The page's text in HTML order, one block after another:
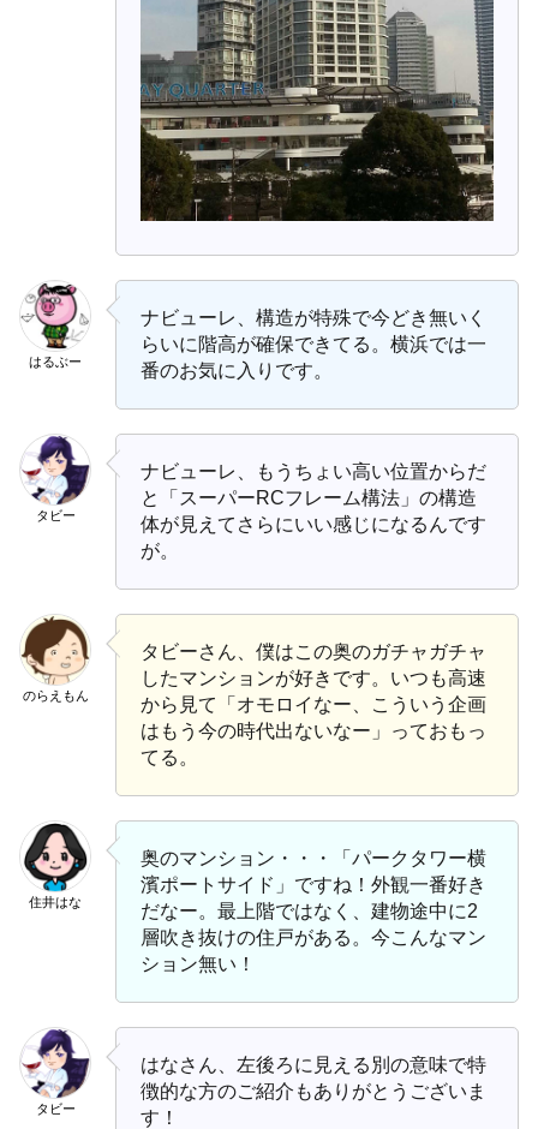
はるぶー
ナビューレ、構造が特殊で今どき無いく
らいに階高が確保できてる。横浜では一
番のお気に入りです。
タビー
ナビューレ、もうちょい高い位置からだ
と「スーパーRCフレーム構法」の構造
体が見えてさらにいい感じになるんです
が。
のらえもん
タビーさん、僕はこの奥のガチャガチャ
したマンションが好きです。いつも高速
から見て「オモロイなー、こういう企画
はもう今の時代出ないなー」っておもっ
てる。
住井はな
奥のマンション・・・「パークタワー横
濱ポートサイド」ですね！外観一番好き
だなー。最上階ではなく、建物途中に2
層吹き抜けの住戸がある。今こんなマン
ション無い！
タビー
はなさん、左後ろに見える別の意味で特
徴的な方のご紹介もありがとうございま
す！